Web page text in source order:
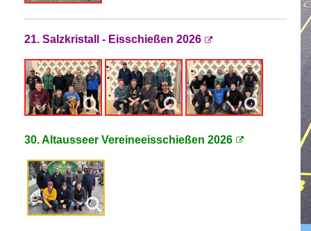
21. Salzkristall - Eisschießen 2026
30. Altausseer Vereineeisschießen 2026